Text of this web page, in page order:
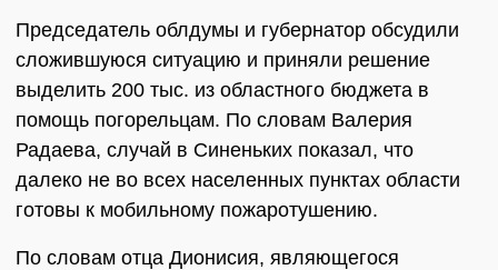
Председатель облдумы и губернатор обсудили
сложившуюся ситуацию и приняли решение
выделить 200 тыс. из областного бюджета в
помощь погорельцам. По словам Валерия
Радаева, случай в Синеньких показал, что
далеко не во всех населенных пунктах области
готовы к мобильному пожаротушению.
По словам отца Дионисия, являющегося